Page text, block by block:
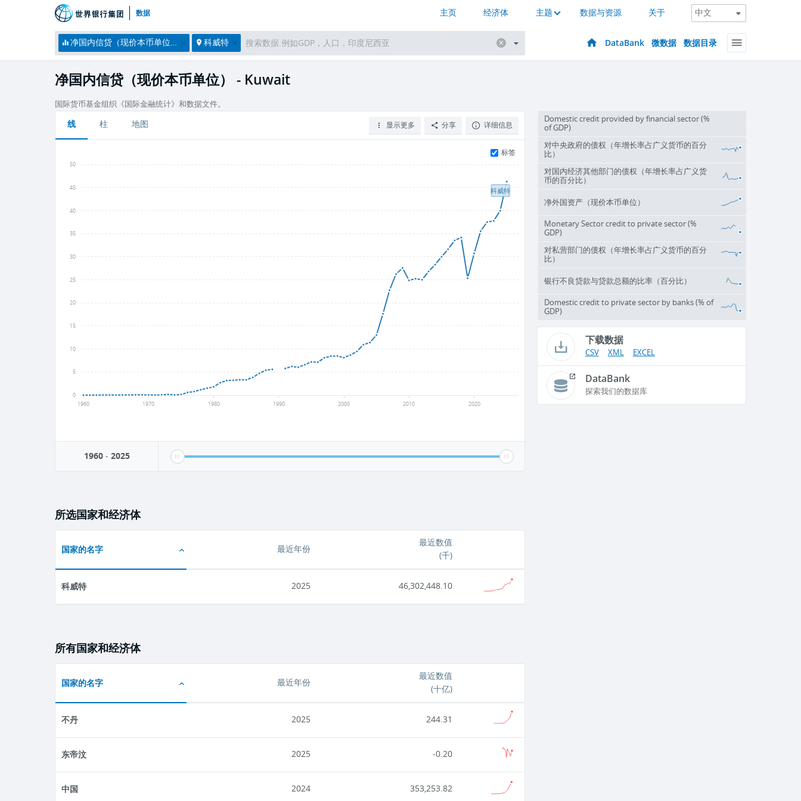
数据 主页 经济体 主题 数据与资源 关于
净国内信贷（现价本币单位） 科威特 DataBank 微数据 数据目录
净国内信贷（现价本币单位） - Kuwait
国际货币基金组织《国际金融统计》和数据文件。
线 柱 地图 显示更多 分享 详细信息
标签
1960 1970 1980 1990 2000 2010 2020
0
5
10
15
20
25
30
35
40
45
50
科威特
1960- 2025
Domestic credit provided by financial sector (%
of GDP)
对中央政府的债权（年增长率占广义货币的百分
比）
对国内经济其他部门的债权（年增长率占广义货
币的百分比）
净外国资产（现价本币单位）
Monetary Sector credit to private sector (%
GDP)
对私营部门的债权（年增长率占广义货币的百分
比）
银行不良贷款与贷款总额的比率（百分比）
Domestic credit to private sector by banks (% of
GDP)
下载数据
CSV XML EXCEL
DataBank
探索我们的数据库
所选国家和经济体
国家的名字 最近年份
最近数值
(千)
科威特 2025 46,302,448.10
所有国家和经济体
国家的名字 最近年份
最近数值
(十亿)
不丹 2025 244.31
东帝汶 2025 -0.20
中国 2024 353,253.82